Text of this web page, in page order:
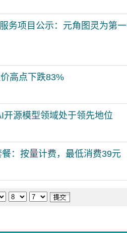
务项目公示：元角图灵为第
高点下跌83%
源模型领域处于领先地位
：按量计费，最低消费39元